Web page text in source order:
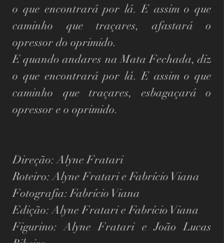
o que encontrará por lá. E assim o que
caminho que traçares, afastará o
opressor do oprimido.
E quando andares na Mata Fechada, diz
o que encontrará por lá. E assim o que
caminho que traçares, esbagaçará o
opressor e o oprimido.
Direção: Alyne Fratari
Roteiro: Alyne Fratari e Fabrício Viana
Fotografia: Fabrício Viana
Edição: Alyne Fratari e Fabrício Viana
Figurino: Alyne Fratari e João Lucas